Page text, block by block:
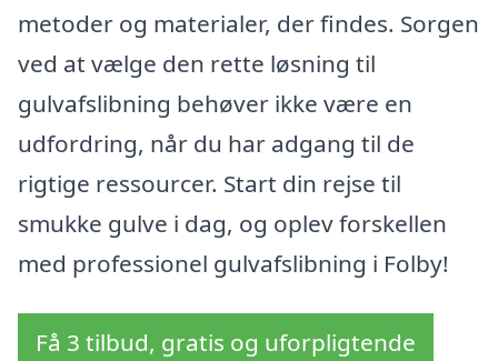
metoder og materialer, der findes. Sorgen
ved at vælge den rette løsning til
gulvafslibning behøver ikke være en
udfordring, når du har adgang til de
rigtige ressourcer. Start din rejse til
smukke gulve i dag, og oplev forskellen
med professionel gulvafslibning i Folby!
Få 3 tilbud, gratis og uforpligtende